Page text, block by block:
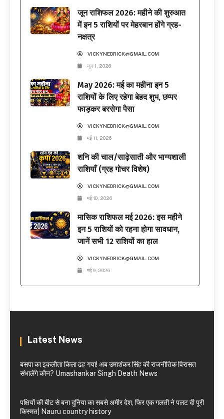
जून राशिफल 2026: महीने की शुरुआत
में इन 5 राशियों पर मेहरबान होंगे ग्रह-
नक्षत्र
VICKYNEDRICK@GMAIL.COM
जून 1, 2026
May 2026: मई का महीना इन 5
राशियों के लिए रहेगा बेहद शुभ, छप्पर
फाड़कर बरसेगा पैसा
VICKYNEDRICK@GMAIL.COM
मई 11, 2026
शनि की चाल/साढ़ेसाती और भाग्यशाली
राशियाँ (ग्रह गोचर विशेष)
VICKYNEDRICK@GMAIL.COM
मई 10, 2026
मासिक राशिफल मई 2026: इस महीने
इन 5 राशियों को रहना होगा सावधान,
जानें सभी 12 राशियों का हाल
VICKYNEDRICK@GMAIL.COM
मई 9, 2026
Latest News
बसपा का इकलौता किला ढह गया! अब उमाशंकर सिंह की राजनीतिक विरासत
संभालेंगे कौन? Umashankar Singh Death News
पक्षियों की बीट से बना दुनिया का सबसे अमीर देश, फिर एक गलती ने पलट दी पूरी
किस्मत| Nauru country history